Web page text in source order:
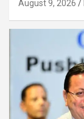
August 9, 2026